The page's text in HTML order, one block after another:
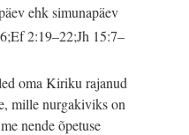
ehk simunapäev
2:19–22;Jh 15:7–
oma Kiriku rajanud
mille nurgakiviks on
nende õpetuse